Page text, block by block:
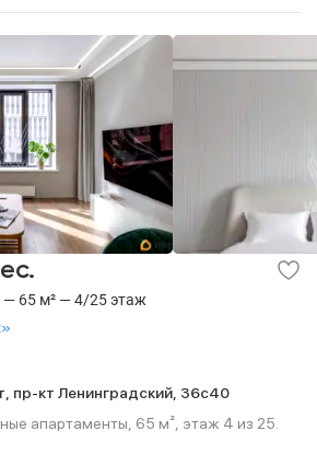
65 м² — 4/25 этаж
пр-кт Ленинградский, 36с40
апартаменты, 65 м², этаж 4 из 25.